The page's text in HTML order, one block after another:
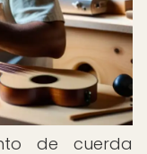
de cuerda